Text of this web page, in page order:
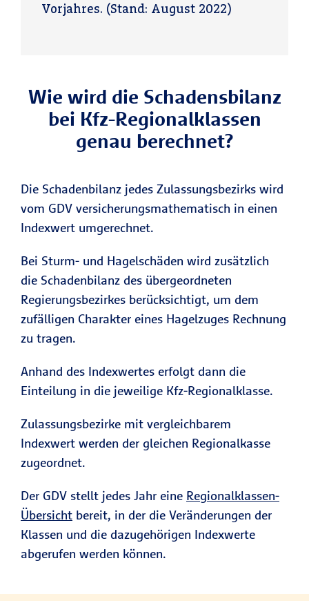
Vorjahres. (Stand: August 2022)
Wie wird die Schadensbilanz
bei Kfz-Regionalklassen
genau berechnet?
Die Schadenbilanz jedes Zulassungsbezirks wird
vom GDV versicherungsmathematisch in einen
Indexwert umgerechnet.
Bei Sturm- und Hagelschäden wird zusätzlich
die Schadenbilanz des übergeordneten
Regierungsbezirkes berücksichtigt, um dem
zufälligen Charakter eines Hagelzuges Rechnung
zu tragen.
Anhand des Indexwertes erfolgt dann die
Einteilung in die jeweilige Kfz-Regionalklasse.
Zulassungsbezirke mit vergleichbarem
Indexwert werden der gleichen Regionalkasse
zugeordnet.
Der GDV stellt jedes Jahr eine Regionalklassen-
Übersicht bereit, in der die Veränderungen der
Klassen und die dazugehörigen Indexwerte
abgerufen werden können.